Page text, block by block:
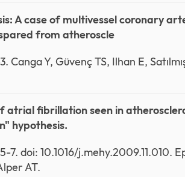
A case of multivessel coronary
from atheroscle
Canga Y, Güvenç TS, Ilhan E,
atrial fibrillation seen in
hypothesis.
doi: 10.1016/j.mehy.2009.11.010.
AT.